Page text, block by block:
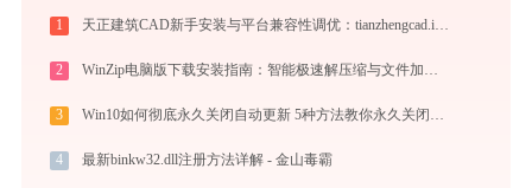
1 天正建筑CAD新手安装与平台兼容性调优：tianzhengcad.ijinshan.com 绿色上手秘籍
2 WinZip电脑版下载安装指南：智能极速解压缩与文件加密安全管控专家
3 Win10如何彻底永久关闭自动更新 5种方法教你永久关闭win10自动更新
4 最新binkw32.dll注册方法详解 - 金山毒霸